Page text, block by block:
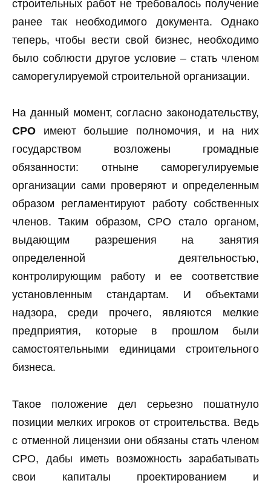
строительных работ не требовалось получение
ранее так необходимого документа. Однако
теперь, чтобы вести свой бизнес, необходимо
было соблюсти другое условие – стать членом
саморегулируемой строительной организации.
На данный момент, согласно законодательству,
СРО имеют большие полномочия, и на них
государством возложены громадные
обязанности: отныне саморегулируемые
организации сами проверяют и определенным
образом регламентируют работу собственных
членов. Таким образом, СРО стало органом,
выдающим разрешения на занятия
определенной деятельностью,
контролирующим работу и ее соответствие
установленным стандартам. И объектами
надзора, среди прочего, являются мелкие
предприятия, которые в прошлом были
самостоятельными единицами строительного
бизнеса.
Такое положение дел серьезно пошатнуло
позиции мелких игроков от строительства. Ведь
с отменной лицензии они обязаны стать членом
СРО, дабы иметь возможность зарабатывать
свои капиталы проектированием и